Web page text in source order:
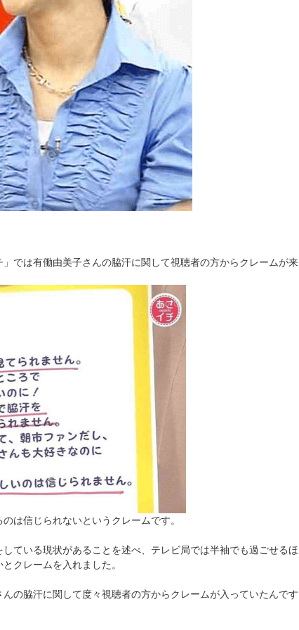
では有働由美子さんの脇汗に関して視聴者の方からクレームが来
は信じられないというクレームです。
ている現状があることを述べ、テレビ局では半袖でも過ごせるほ
クレームを入れました。
んの脇汗に関して度々視聴者の方からクレームが入っていたんです